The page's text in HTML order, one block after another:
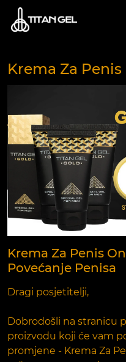
Krema Za Penis
Krema Za Penis
Povećanje Penisa
Dragi posjetitelji,
Dobrodošli na stranicu
proizvodu koji će vam
promjene - Krema Za